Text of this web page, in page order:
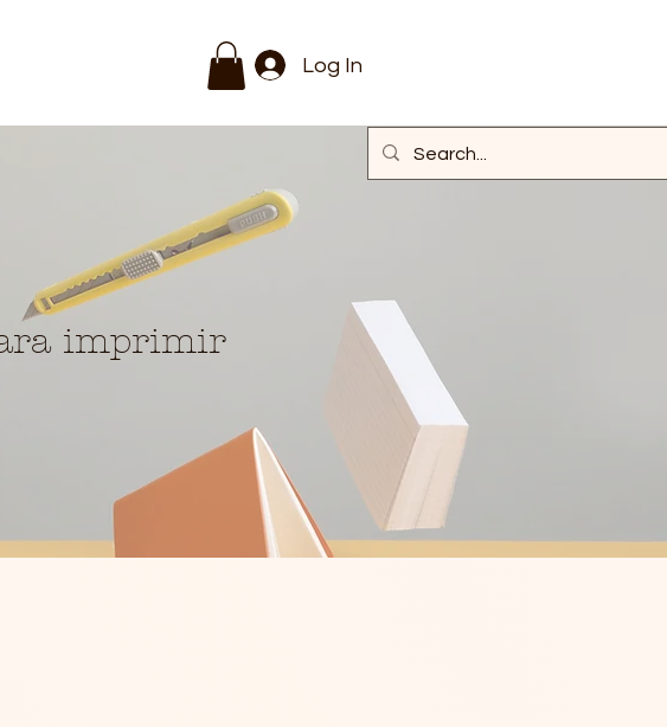
Log In
imprimir